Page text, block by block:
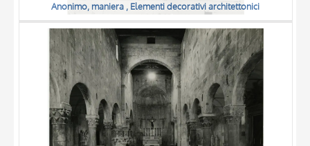
Anonimo, maniera , Elementi decorativi architettonici